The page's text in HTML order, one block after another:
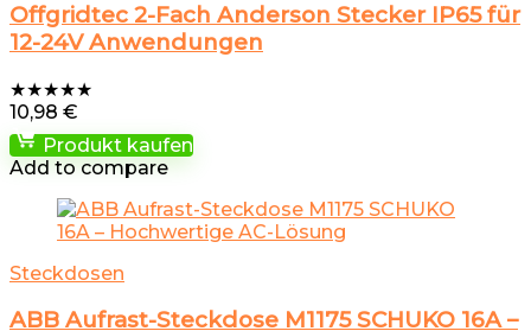
Offgridtec 2-Fach Anderson Stecker IP65 für
12-24V Anwendungen
★★★★★
10,98 €
Produkt kaufen
Add to compare
Steckdosen
ABB Aufrast-Steckdose M1175 SCHUKO 16A –